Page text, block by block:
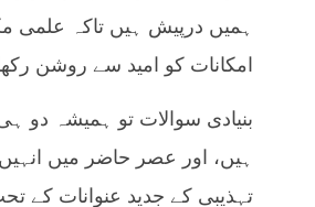
ہمیں درپیش ہیں تاکہ علمی
امکانات کو امید سے روشن
بنیادی سوالات تو ہمیشہ دو
ہیں، اور عصر حاضر میں
تہذیبی کے جدید عنوانات کے